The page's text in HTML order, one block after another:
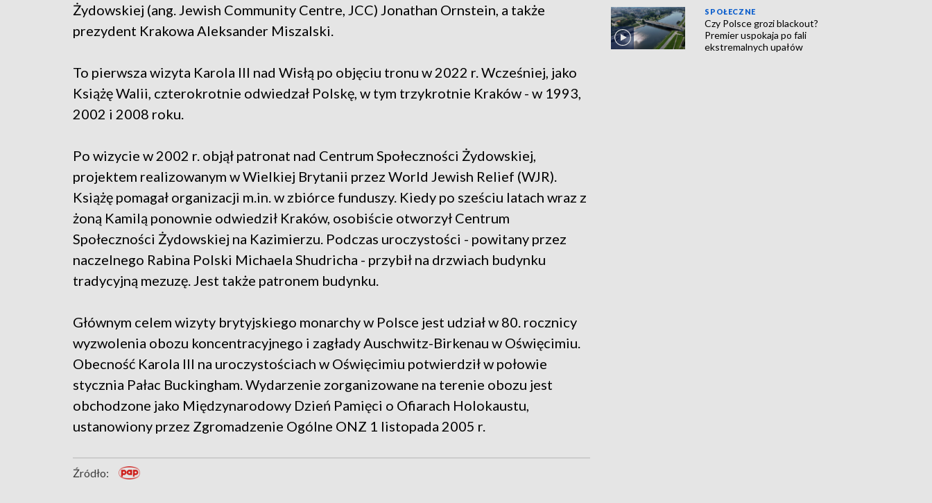
Żydowskiej (ang. Jewish Community Centre, JCC) Jonathan Ornstein, a także
prezydent Krakowa Aleksander Miszalski.
To pierwsza wizyta Karola III nad Wisłą po objęciu tronu w 2022 r. Wcześniej, jako
Książę Walii, czterokrotnie odwiedzał Polskę, w tym trzykrotnie Kraków - w 1993,
2002 i 2008 roku.
Po wizycie w 2002 r. objął patronat nad Centrum Społeczności Żydowskiej,
projektem realizowanym w Wielkiej Brytanii przez World Jewish Relief (WJR).
Książę pomagał organizacji m.in. w zbiórce funduszy. Kiedy po sześciu latach wraz z
żoną Kamilą ponownie odwiedził Kraków, osobiście otworzył Centrum
Społeczności Żydowskiej na Kazimierzu. Podczas uroczystości - powitany przez
naczelnego Rabina Polski Michaela Shudricha - przybił na drzwiach budynku
tradycyjną mezuzę. Jest także patronem budynku.
Głównym celem wizyty brytyjskiego monarchy w Polsce jest udział w 80. rocznicy
wyzwolenia obozu koncentracyjnego i zagłady Auschwitz-Birkenau w Oświęcimiu.
Obecność Karola III na uroczystościach w Oświęcimiu potwierdził w połowie
stycznia Pałac Buckingham. Wydarzenie zorganizowane na terenie obozu jest
obchodzone jako Międzynarodowy Dzień Pamięci o Ofiarach Holokaustu,
ustanowiony przez Zgromadzenie Ogólne ONZ 1 listopada 2005 r.
Źródło:
SPOŁECZNE
Czy Polsce grozi blackout?
Premier uspokaja po fali
ekstremalnych upałów